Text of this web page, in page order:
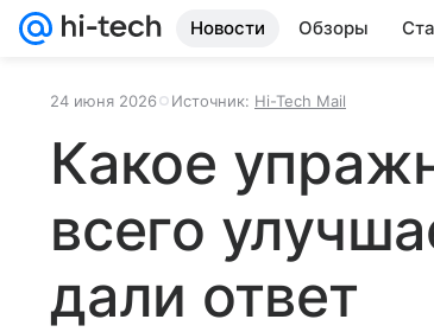
Новости Обзоры
24 июня 2026 Источник: Hi-Tech Mail
Какое
всего
дали ответ